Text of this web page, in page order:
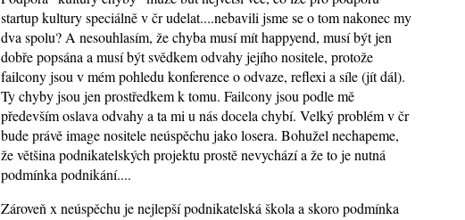
startup kultury speciálně v čr udelat....nebavili jsme se o tom nakonec my
dva spolu? A nesouhlasím, že chyba musí mít happyend, musí být jen
dobře popsána a musí být svědkem odvahy jejího nositele, protože
failcony jsou v mém pohledu konference o odvaze, reflexi a síle (jít dál).
Ty chyby jsou jen prostředkem k tomu. Failcony jsou podle mě
především oslava odvahy a ta mi u nás docela chybí. Velký problém v čr
bude právě image nositele neúspěchu jako losera. Bohužel nechapeme,
že většina podnikatelských projektu prostě nevychází a že to je nutná
podmínka podnikání....
Zároveň x neúspěchu je nejlepší podnikatelská škola a skoro podmínka